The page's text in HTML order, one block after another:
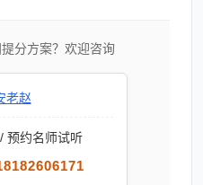
分方案？欢迎咨询
老赵
预约名师试听